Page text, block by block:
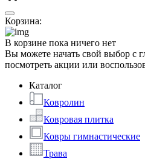
Корзина:
В корзине пока ничего нет
Вы можете начать свой выбор с
посмотреть акции или
Каталог
Ковролин
Ковровая плитка
Ковры гимнастические
Трава